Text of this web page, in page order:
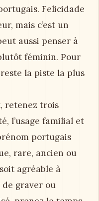
Felicidade
mais c’est un
aussi penser à
féminin. Pour
la piste la plus
retenez trois
l’usage familial et
portugais
rare, ancien ou
agréable à
graver ou